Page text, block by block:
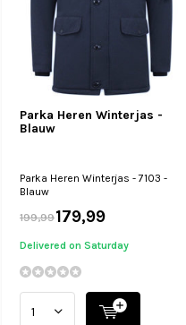
Parka Heren Winterjas -
Blauw
Parka Heren Winterjas - 7103 -
Blauw
199,99179,99
Delivered on Saturday